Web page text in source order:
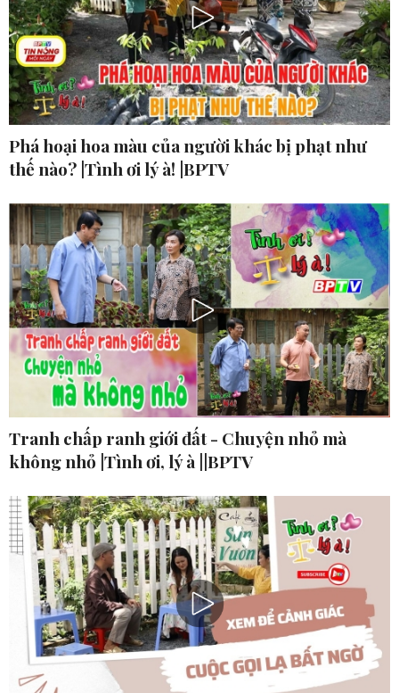
Phá hoại hoa màu của người khác bị phạt như
thế nào? |Tình ơi lý à! |BPTV
Tranh chấp ranh giới đất - Chuyện nhỏ mà
không nhỏ |Tình ơi, lý à ||BPTV